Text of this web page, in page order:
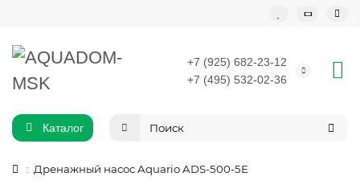
+7 (925) 682-23-12
+7 (495) 532-02-36
Каталог
Дренажный насос Aquario ADS-500-5E